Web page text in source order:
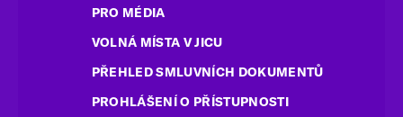
PRO MÉDIA
VOLNÁ MÍSTA V JICU
PŘEHLED SMLUVNÍCH DOKUMENTŮ
PROHLÁŠENÍ O PŘÍSTUPNOSTI